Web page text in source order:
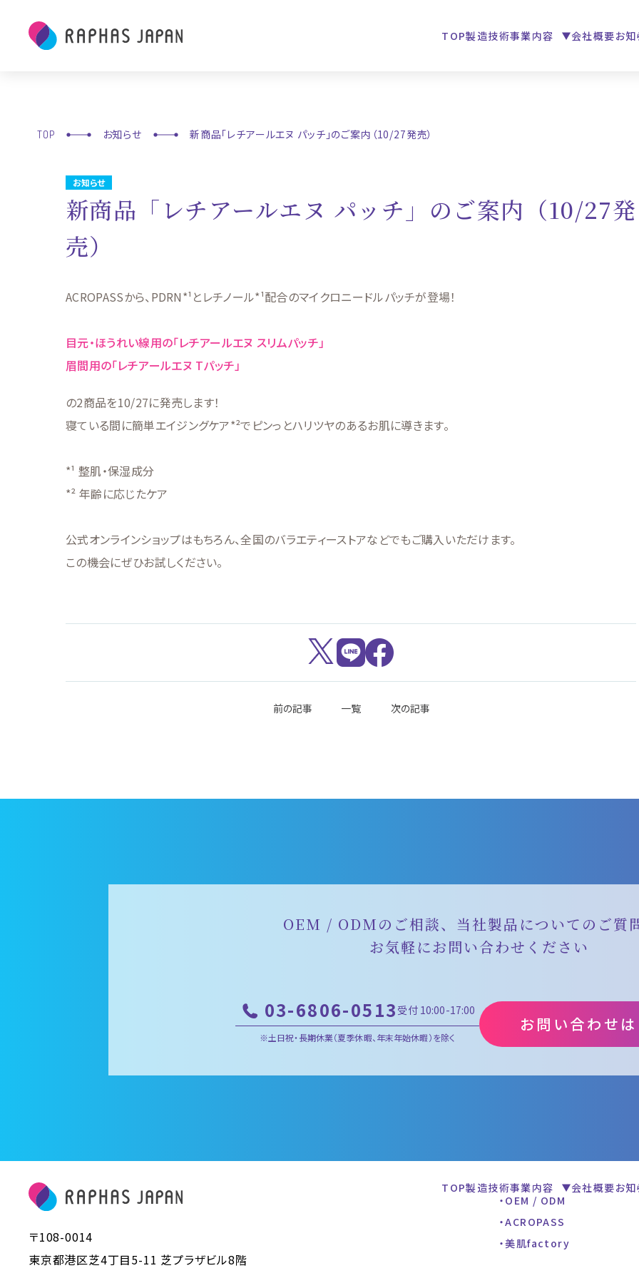
TOP製造技術事業内容 会社概要お知
事業内容
お知らせ
お問い合わせはこちら
TOP お知らせ 新商品「レチアールエヌ パッチ」のご案内（10/27発売）
お知らせ
新商品「レチアールエヌ パッチ」のご案内（10/27発
売）
ACROPASSから、PDRN*¹とレチノール*¹配合のマイクロニードルパッチが登場！
目元・ほうれい線用の「レチアールエヌ スリムパッチ」
眉間用の「レチアールエヌ Tパッチ」
の2商品を10/27に発売します！
寝ている間に簡単エイジングケア*²でピンっとハリツヤのあるお肌に導きます。
*¹ 整肌・保湿成分
*² 年齢に応じたケア
公式オンラインショップはもちろん、全国のバラエティーストアなどでもご購入いただけます。
この機会にぜひお試しください。
前の記事 一覧 次の記事
OEM / ODMのご相談、 当社製品についての ご質
お気軽にお問い合わせください
03-6806-0513 受付 10:00-17:00
※土日祝・長期休業（夏季休暇、年末年始休暇）を除く
お問い合わせ
〒108-0014
東京都港区芝4丁目5-11 芝プラザビル8階
TOP製造技術事業内容
OEM / ODM
ACROPASS
美肌factory
会社概要お知